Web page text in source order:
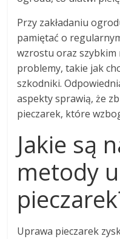
Przy zakładaniu
pamiętać o
wzrostu oraz szybkim
problemy, takie jak
szkodniki.
aspekty sprawią, że
pieczarek, które
Jakie są
metody
Uprawa pieczarek